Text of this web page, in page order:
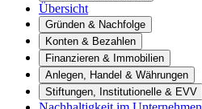
Übersicht
Gründen & Nachfolge
Konten & Bezahlen
Finanzieren & Immobilien
Anlegen, Handel & Währungen
Stiftungen, Institutionelle & EVV